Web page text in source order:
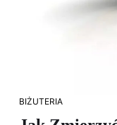
BIŻUTERIA